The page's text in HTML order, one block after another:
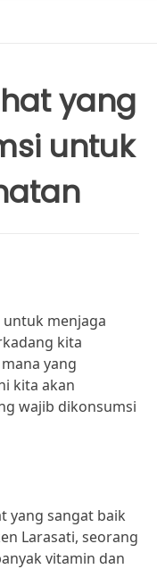
yang
untuk
menjaga
kita
yang
kita akan
wajib dikonsumsi
yang sangat baik
Larasati, seorang
vitamin dan